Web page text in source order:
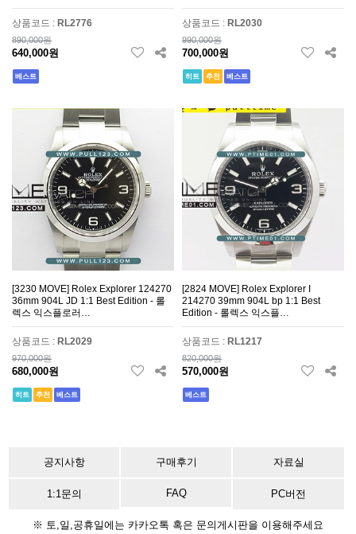
상품코드 : RL2776
890,000원
640,000원
베스트
상품코드 : RL2030
990,000원
700,000원
히트 추천 베스트
[3230 MOVE] Rolex Explorer 124270
36mm 904L JD 1:1 Best Edition - 롤
렉스 익스플로러…
상품코드 : RL2029
970,000원
680,000원
히트 추천 베스트
[2824 MOVE] Rolex Explorer I
214270 39mm 904L bp 1:1 Best
Edition - 롤렉스 익스플…
상품코드 : RL1217
820,000원
570,000원
베스트
공지사항 구매후기 자료실
1:1문의 FAQ PC버전
※ 토,일,공휴일에는 카카오톡 혹은 문의게시판을 이용해주세요